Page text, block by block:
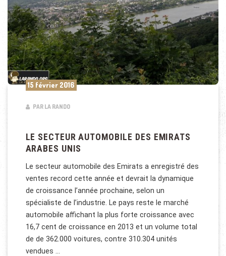
15 février 2016
PAR LA RANDO
LE SECTEUR AUTOMOBILE DES EMIRATS
ARABES UNIS
Le secteur automobile des Emirats a enregistré des
ventes record cette année et devrait la dynamique
de croissance l’année prochaine, selon un
spécialiste de l’industrie. Le pays reste le marché
automobile affichant la plus forte croissance avec
16,7 cent de croissance en 2013 et un volume total
de de 362.000 voitures, contre 310.304 unités
vendues …